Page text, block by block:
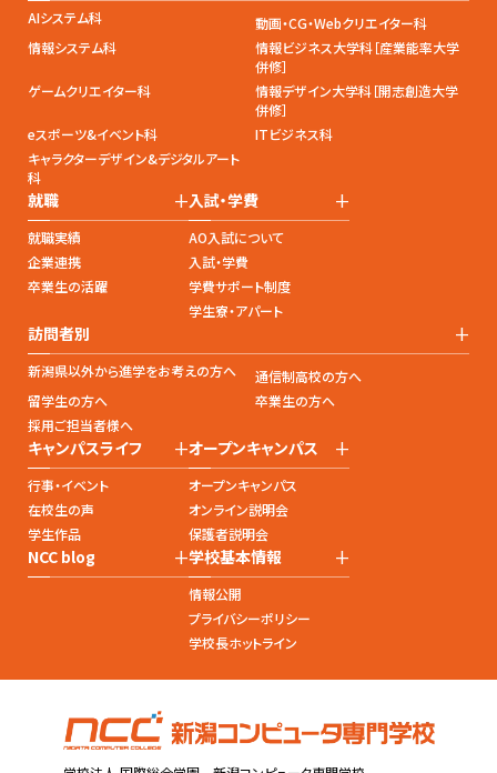
AIシステム科
動画・CG・Webクリエイター科
情報システム科
情報ビジネス大学科［産業能率大学
併修］
ゲームクリエイター科
情報デザイン大学科［開志創造大学
併修］
eスポーツ&イベント科
ITビジネス科
キャラクターデザイン&デジタルアート
科
就職 +
就職実績
企業連携
卒業生の活躍
入試・学費 +
AO入試について
入試・学費
学費サポート制度
学生寮・アパート
訪問者別 +
新潟県以外から進学をお考えの方へ
通信制高校の方へ
留学生の方へ
卒業生の方へ
採用ご担当者様へ
キャンパスライフ +
行事・イベント
在校生の声
学生作品
オープンキャンパス +
オープンキャンパス
オンライン説明会
保護者説明会
NCC blog +学校基本情報 +
情報公開
プライバシーポリシー
学校長ホットライン